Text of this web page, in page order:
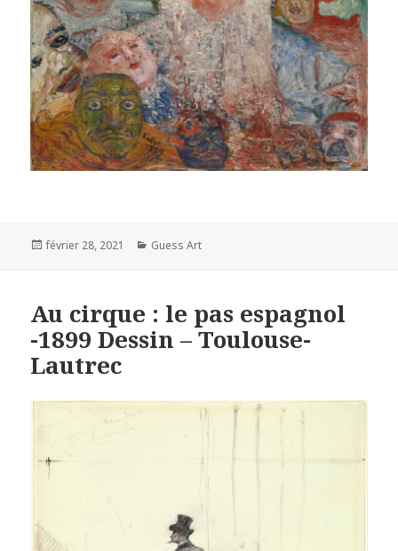
Posted
février 28, 2021 Categories
Guess Art
Au cirque : le pas espagnol
-1899 Dessin – Toulouse-
Lautrec